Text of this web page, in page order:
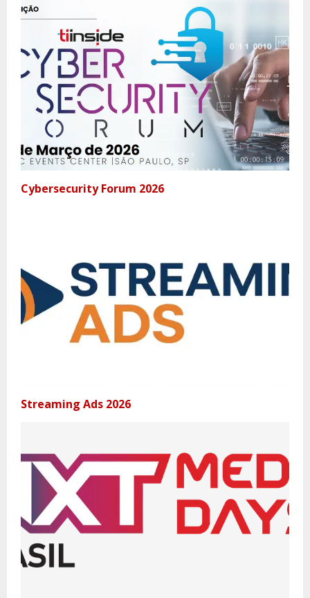
Cybersecurity Forum 2026
Streaming Ads 2026